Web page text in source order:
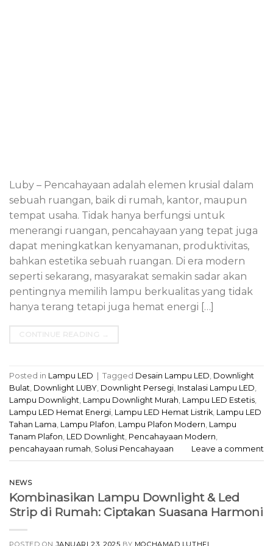
Luby – Pencahayaan adalah elemen krusial dalam
sebuah ruangan, baik di rumah, kantor, maupun
tempat usaha. Tidak hanya berfungsi untuk
menerangi ruangan, pencahayaan yang tepat juga
dapat meningkatkan kenyamanan, produktivitas,
bahkan estetika sebuah ruangan. Di era modern
seperti sekarang, masyarakat semakin sadar akan
pentingnya memilih lampu berkualitas yang tidak
hanya terang tetapi juga hemat energi […]
Posted in Lampu LED Tagged Desain Lampu LED, Downlight
Bulat, Downlight LUBY, Downlight Persegi, Instalasi Lampu LED,
Lampu Downlight, Lampu Downlight Murah, Lampu LED Estetis,
Lampu LED Hemat Energi, Lampu LED Hemat Listrik, Lampu LED
Tahan Lama, Lampu Plafon, Lampu Plafon Modern, Lampu
Tanam Plafon, LED Downlight, Pencahayaan Modern,
pencahayaan rumah, Solusi Pencahayaan Leave a comment
NEWS
Kombinasikan Lampu Downlight & Led
Strip di Rumah: Ciptakan Suasana Harmoni
POSTED ONJANUARI 23, 2025 BY MOCHAMAD LUTHFI